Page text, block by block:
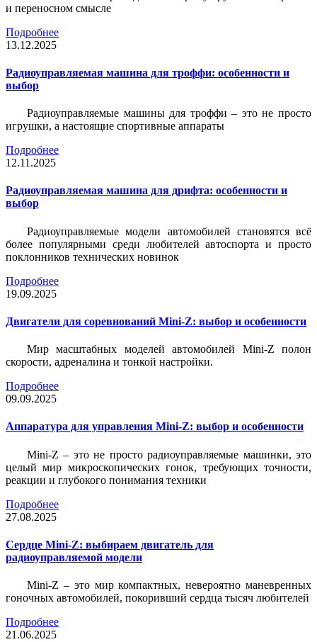
и переносном смысле
Подробнее
13.12.2025
Радиоуправляемая машина для троффи: особенности и
выбор
Радиоуправляемые машины для троффи – это не просто
игрушки, а настоящие спортивные аппараты
Подробнее
12.11.2025
Радиоуправляемая машина для дрифта: особенности и
выбор
Радиоуправляемые модели автомобилей становятся всё
более популярными среди любителей автоспорта и просто
поклонников технических новинок
Подробнее
19.09.2025
Двигатели для соревнований Mini-Z: выбор и особенности
Мир масштабных моделей автомобилей Mini-Z полон
скорости, адреналина и тонкой настройки.
Подробнее
09.09.2025
Аппаратура для управления Mini-Z: выбор и особенности
Mini-Z – это не просто радиоуправляемые машинки, это
целый мир микроскопических гонок, требующих точности,
реакции и глубокого понимания техники
Подробнее
27.08.2025
Сердце Mini-Z: выбираем двигатель для
радиоуправляемой модели
Mini-Z – это мир компактных, невероятно маневренных
гоночных автомобилей, покоривший сердца тысяч любителей
Подробнее
21.06.2025